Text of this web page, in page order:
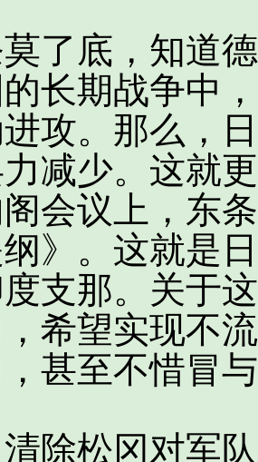
底，知道德
长期战争中
进攻。那么，
减少。这就
会议上，东
》。这就是
支那。关于
希望实现不
甚至不惜冒
松冈对军队